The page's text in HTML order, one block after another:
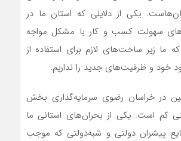
یکی از دلایلی که استان ما در
سهولت کسب و کار با مشکل مواجه
ما زیر ساخت‌های لازم برای استفاده از
خود و ظرفیت‌های جدید را نداریم.
در خراسان رضوی سرمایه‌گذاری بخش
کم است. یکی از بحران‌های استانی ما
پیشران دولتی و شبه‌دولتی که موجب